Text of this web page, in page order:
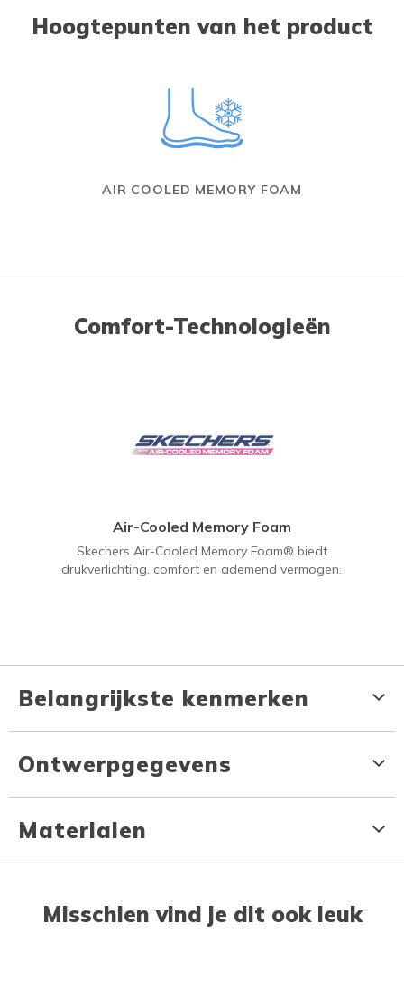
Hoogtepunten van het product
AIR COOLED MEMORY FOAM
Comfort-Technologieën
Air-Cooled Memory Foam
Skechers Air-Cooled Memory Foam® biedt
drukverlichting, comfort en ademend vermogen.
Belangrijkste kenmerken
Ontwerpgegevens
Materialen
Misschien vind je dit ook leuk